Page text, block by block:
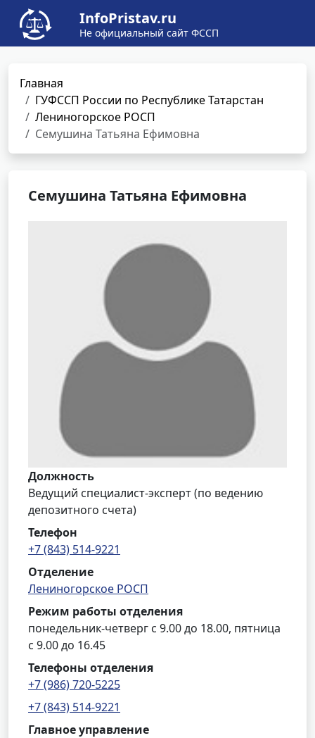
InfoPristav.ru
Не официальный сайт ФССП
Главная
ГУФССП России по Республике Татарстан
Лениногорское РОСП
Семушина Татьяна Ефимовна
Семушина Татьяна Ефимовна
Должность
Ведущий специалист-эксперт (по ведению
депозитного счета)
Телефон
+7 (843) 514-9221
Отделение
Лениногорское РОСП
Режим работы отделения
понедельник-четверг с 9.00 до 18.00, пятница
с 9.00 до 16.45
Телефоны отделения
+7 (986) 720-5225
+7 (843) 514-9221
Главное управление